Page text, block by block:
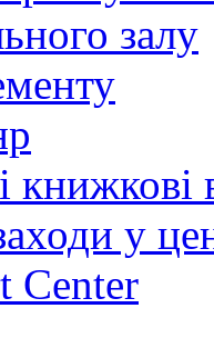
залу
книжкові
у
Center